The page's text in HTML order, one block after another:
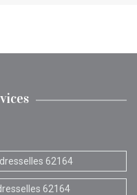
62164
62164